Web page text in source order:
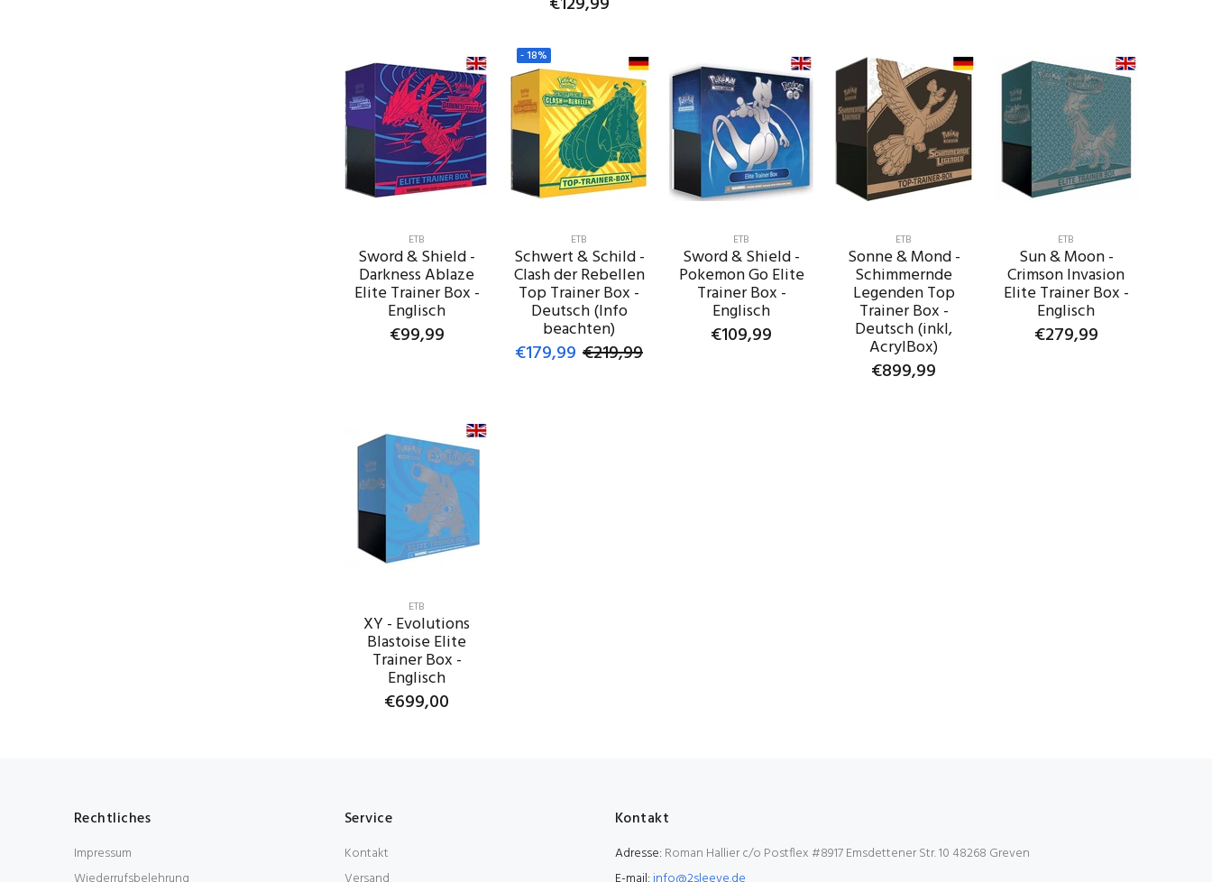
WARENKORB
ETB
Sword & Shield -
Darkness Ablaze
Elite Trainer Box -
Englisch
€99,99
-18%
ETB
Schwert & Schild -
Clash der Rebellen
Top Trainer Box -
Deutsch (Info
beachten)
€179,99 €219,99
ETB
Sword & Shield -
Pokemon Go Elite
Trainer Box -
Englisch
€109,99
ETB
Sonne & Mond -
Schimmernde
Legenden Top
Trainer Box -
Deutsch (inkl,
AcrylBox)
€899,99
ETB
Sun & Moon -
Crimson Invasion
Elite Trainer Box -
Englisch
€279,99
ETB
XY - Evolutions
Blastoise Elite
Trainer Box -
Englisch
€699,00
Rechtliches
Impressum
Service
Kontakt
Kontakt
Adresse: Roman Hallier c/o Postflex #8917 Emsdettener Str. 10 48268 Greven